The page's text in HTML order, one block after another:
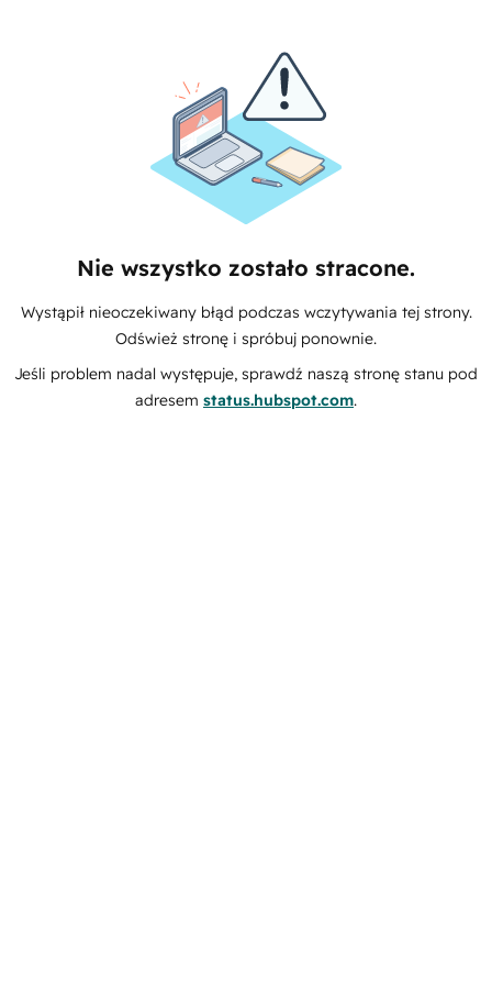
Nie wszystko zostało stracone.
Wystąpił nieoczekiwany błąd podczas wczytywania tej strony.
Odśwież stronę i spróbuj ponownie.
Jeśli problem nadal występuje, sprawdź naszą stronę stanu pod
adresem status.hubspot.com.